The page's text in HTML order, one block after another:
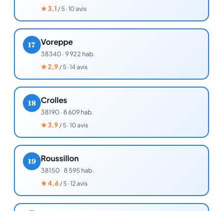
★3,1 / 5 · 10 avis
17 Voreppe
38340·9 922 hab.
★2,9/ 5 · 14 avis
18 Crolles
38190·8 609 hab.
★3,9/ 5 · 10 avis
19 Roussillon
38150·8 595 hab.
★4,6/ 5 · 12 avis